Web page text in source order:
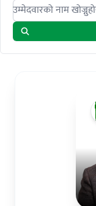
Search candidates